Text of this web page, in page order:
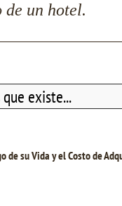
de un hotel.
de su Vida y el Costo de